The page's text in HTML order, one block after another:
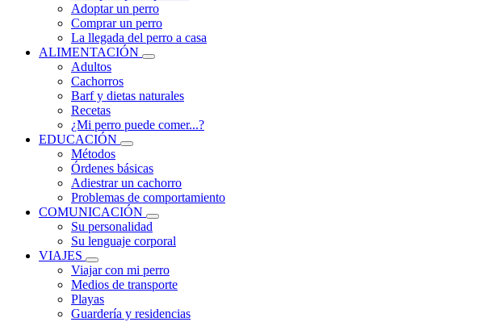
Adoptar un perro
Comprar un perro
La llegada del perro a casa
ALIMENTACIÓN
Adultos
Cachorros
Barf y dietas naturales
Recetas
¿Mi perro puede comer...?
EDUCACIÓN
Métodos
Órdenes básicas
Adiestrar un cachorro
Problemas de comportamiento
COMUNICACIÓN
Su personalidad
Su lenguaje corporal
VIAJES
Viajar con mi perro
Medios de transporte
Playas
Guardería y residencias